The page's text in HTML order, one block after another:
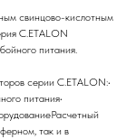
свинцово-кислотным
C.ETALON
питания.
серии C.ETALON:•
питания•
так и в